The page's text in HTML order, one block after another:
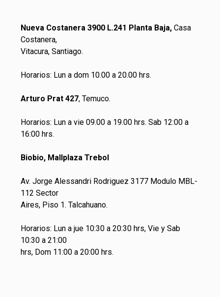
Nueva Costanera 3900 L.241 Planta Baja, Casa
Costanera,
Vitacura, Santiago.
Horarios: Lun a dom 10.00 a 20.00 hrs.
Arturo Prat 427, Temuco.
Horarios: Lun a vie 09.00 a 19.00 hrs. Sab 12:00 a
16:00 hrs.
Biobio, Mallplaza Trebol
Av. Jorge Alessandri Rodriguez 3177 Modulo MBL-
112 Sector
Aires, Piso 1. Talcahuano.
Horarios: Lun a jue 10:30 a 20:30 hrs, Vie y Sab
10:30 a 21:00
hrs, Dom 11:00 a 20:00 hrs.